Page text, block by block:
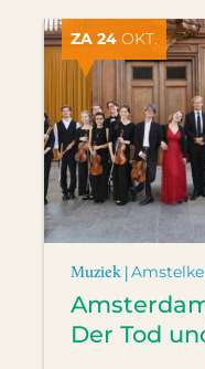
ZA 24 OKT.
Muziek |
Der Tod